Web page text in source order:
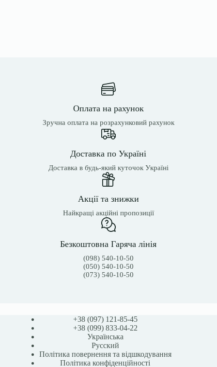
Оплата на рахунок
Зручна оплата на розрахунковий рахунок
Доставка по Україні
Доставка в будь-який куточок Україні
Акції та знижки
Найкращі акційні пропозиції
Безкоштовна Гаряча лінія
(098) 540-10-50
(050) 540-10-50
(073) 540-10-50
+38 (097) 121-85-45
+38 (099) 833-04-22
Українська
Русский
Політика повернення та відшкодування
Політика конфіденційності